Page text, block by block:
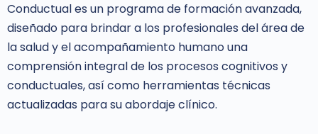
Conductual es un programa de formación avanzada,
diseñado para brindar a los profesionales del área de
la salud y el acompañamiento humano una
comprensión integral de los procesos cognitivos y
conductuales, así como herramientas técnicas
actualizadas para su abordaje clínico.